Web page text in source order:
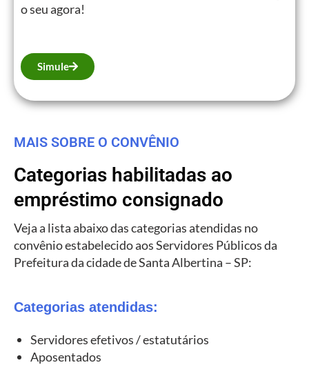
o seu agora!
Simule
MAIS SOBRE O CONVÊNIO
Categorias habilitadas ao
empréstimo consignado
Veja a lista abaixo das categorias atendidas no
convênio estabelecido aos Servidores Públicos da
Prefeitura da cidade de Santa Albertina – SP:
Categorias atendidas:
Servidores efetivos / estatutários
Aposentados